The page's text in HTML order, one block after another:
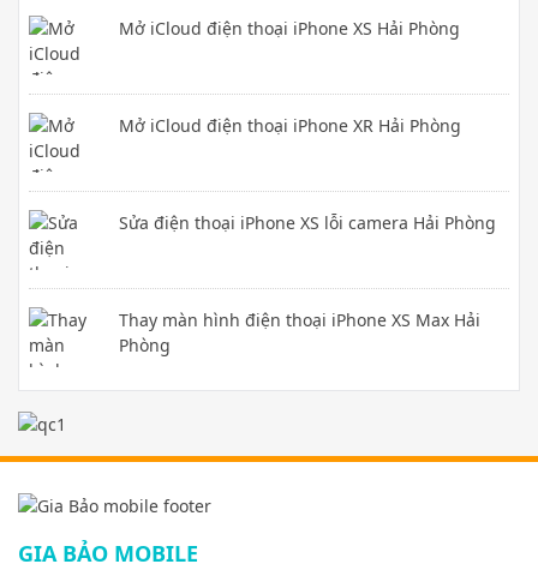
Mở iCloud điện thoại iPhone XS Hải Phòng
Mở iCloud điện thoại iPhone XR Hải Phòng
Sửa điện thoại iPhone XS lỗi camera Hải Phòng
Thay màn hình điện thoại iPhone XS Max Hải
Phòng
GIA BẢO MOBILE